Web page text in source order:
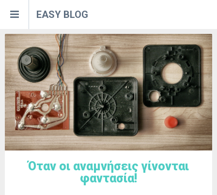
EASY BLOG
Όταν οι αναμνήσεις γίνονται
φαντασία!